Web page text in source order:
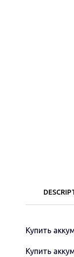
Купить
Купить